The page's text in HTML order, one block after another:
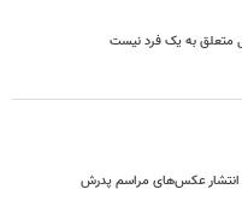
انتشار عکس‌های مراسم پدرش